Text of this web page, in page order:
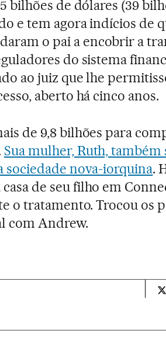
bilhões de dólares (39
e tem agora indícios de
o pai a encobrir a
do sistema
ao juiz que lhe
aberto há cinco anos.
de 9,8 bilhões para
Sua mulher, Ruth, também
sociedade nova-iorquina.
de seu filho em
o tratamento. Trocou os
com Andrew.